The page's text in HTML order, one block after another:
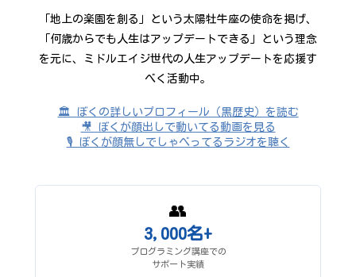
「地上の楽園を創る」という太陽牡牛座の使命を掲げ、
「何歳からでも人生はアップデートできる」という理念
を元に、ミドルエイジ世代の人生アップデートを応援す
べく活動中。
🏛️ ぼくの詳しいプロフィール（黒歴史）を読む
🎥 ぼくが顔出しで動いてる動画を見る
🎙️ ぼくが顔無しでしゃべってるラジオを聴く
👥
3,000名+
プログラミング講座での
サポート実績